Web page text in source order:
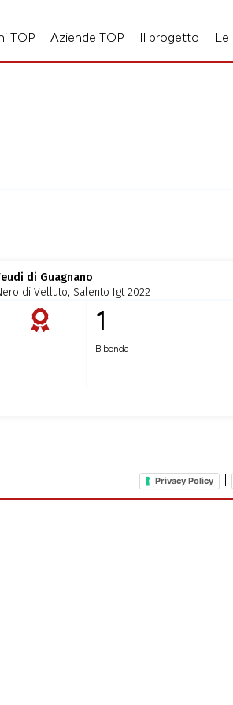
TOP Aziende TOP Il progetto Le
di Guagnano
di Velluto, Salento Igt 2022
1
Bibenda
Privacy Policy